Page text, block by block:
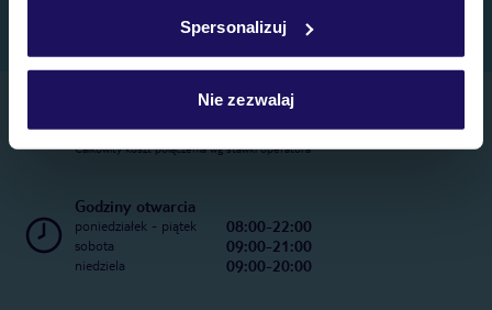
Spersonalizuj
Nie zezwalaj
Telefoniczne Centrum Rezerwacji
22 270 31 20
Całkowity koszt połączenia wg stawki operatora
Godziny otwarcia
poniedziałek - piątek 08:00-22:00
sobota 09:00-21:00
niedziela 09:00-20:00